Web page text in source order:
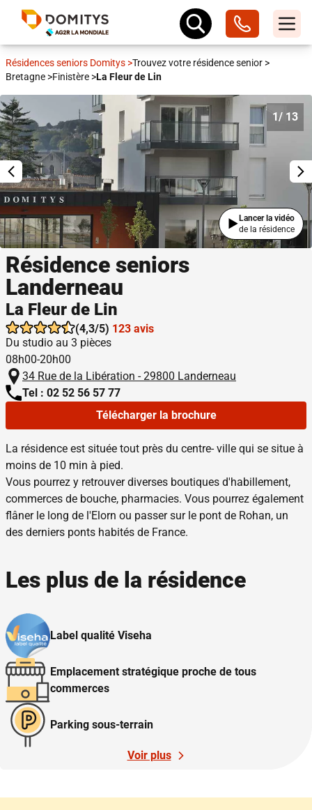
Résidences seniors Domitys >Trouvez votre résidence senior >
Bretagne >Finistère >La Fleur de Lin
1/ 13
Lancer la vidéo
de la résidence
Résidence seniors
Landerneau
La Fleur de Lin
(4,3/5) 123 avis
Du studio au 3 pièces
08h00-20h00
34 Rue de la Libération - 29800 Landerneau
Tel : 02 52 56 57 77
Télécharger la brochure
La résidence est située tout près du centre- ville qui se situe à
moins de 10 min à pied.
Vous pourrez y retrouver diverses boutiques d'habillement,
commerces de bouche, pharmacies. Vous pourrez également
flâner le long de l'Elorn ou passer sur le pont de Rohan, un
des derniers ponts habités de France.
Les plus de la résidence
Label qualité Viseha
Emplacement stratégique proche de tous
commerces
Parking sous-terrain
Voir plus